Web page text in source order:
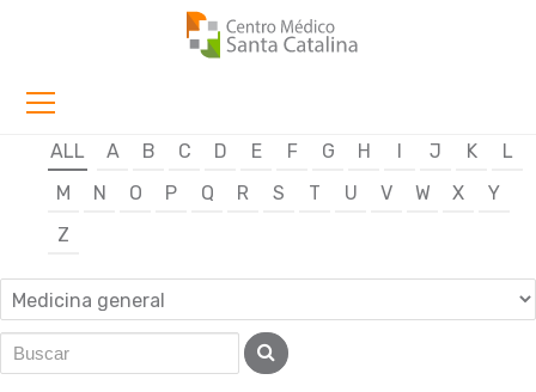
ALL A B C D E F G H I J K
L
M
N O P Q R S T U V W X
Y
Z